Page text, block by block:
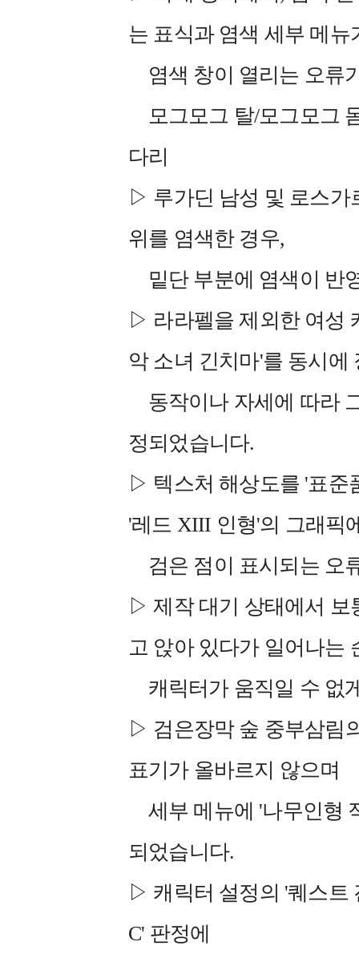
는 표식과 염색 세부 메뉴
염색 창이 열리는 오류
모그모그 탈/모그모그
다리
▷ 루가딘 남성 및 로스가
위를 염색한 경우,
밑단 부분에 염색이 반
▷ 라라펠을 제외한 여성
악 소녀 긴치마'를 동시에
동작이나 자세에 따라
정되었습니다.
▷ 텍스처 해상도를 '표준
'레드 XIII 인형'의 그래픽
검은 점이 표시되는 오
▷ 제작 대기 상태에서 보
고 앉아 있다가 일어나는
캐릭터가 움직일 수 없
▷ 검은장막 숲 중부삼림
표기가 올바르지 않으며
세부 메뉴에 '나무인형
되었습니다.
▷ 캐릭터 설정의 '퀘스트
C' 판정에